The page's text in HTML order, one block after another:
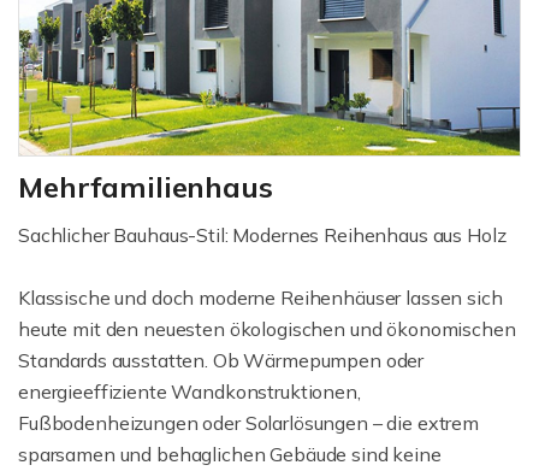
Mehrfamilienhaus
Sachlicher Bauhaus-Stil: Modernes Reihenhaus aus Holz
Klassische und doch moderne Reihenhäuser lassen sich
heute mit den neuesten ökologischen und ökonomischen
Standards ausstatten. Ob Wärmepumpen oder
energieeffiziente Wandkonstruktionen,
Fußbodenheizungen oder Solarlösungen – die extrem
sparsamen und behaglichen Gebäude sind keine